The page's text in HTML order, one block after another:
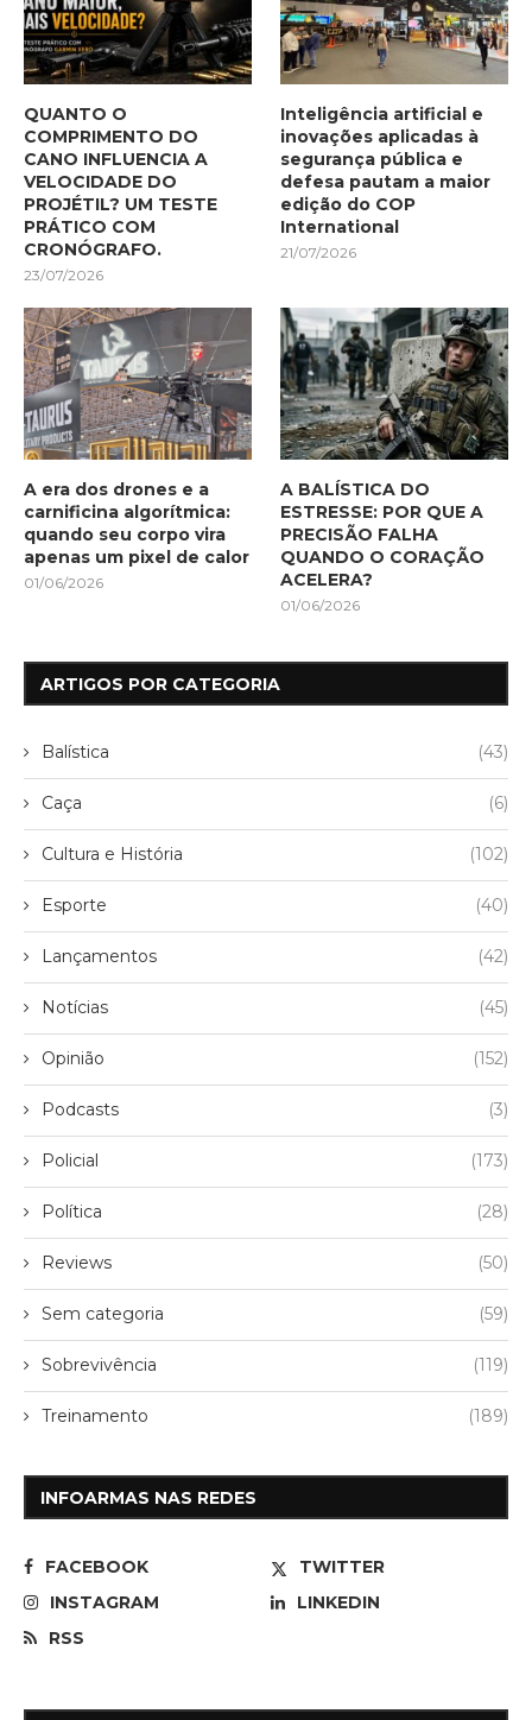
QUANTO O
COMPRIMENTO DO
CANO INFLUENCIA A
VELOCIDADE DO
PROJÉTIL? UM TESTE
PRÁTICO COM
CRONÓGRAFO.
23/07/2026
Inteligência artificial e
inovações aplicadas à
segurança pública e
defesa pautam a maior
edição do COP
International
21/07/2026
A era dos drones e a
carnificina algorítmica:
quando seu corpo vira
apenas um pixel de calor
01/06/2026
A BALÍSTICA DO
ESTRESSE: POR QUE A
PRECISÃO FALHA
QUANDO O CORAÇÃO
ACELERA?
01/06/2026
ARTIGOS POR CATEGORIA
Balística (43)
Caça (6)
Cultura e História (102)
Esporte (40)
Lançamentos (42)
Notícias (45)
Opinião (152)
Podcasts (3)
Policial (173)
Política (28)
Reviews (50)
Sem categoria (59)
Sobrevivência (119)
Treinamento (189)
INFOARMAS NAS REDES
FACEBOOK
TWITTER
INSTAGRAM
LINKEDIN
RSS